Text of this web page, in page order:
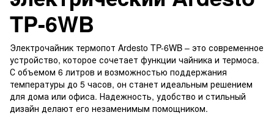
TP-6WB
Электрочайник термопот Ardesto TP-6WB – это современное
устройство, которое сочетает функции чайника и термоса.
С объемом 6 литров и возможностью поддержания
температуры до 5 часов, он станет идеальным решением
для дома или офиса. Надежность, удобство и стильный
дизайн делают его незаменимым помощником.